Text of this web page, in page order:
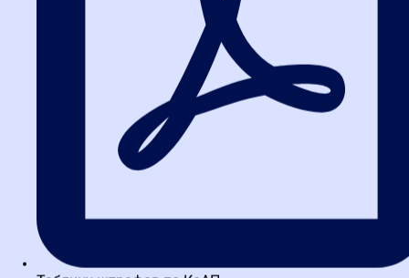
Повышение квалификации —
ключ к успеху в закупочной
деятельности
Динамичная правовая среда и сложность закупочных
процессов делают непрерывное обучение не просто
рекомендацией, а насущной необходимостью для любого
специалиста. Глубокое понимание нюансов 223-ФЗ, умение
которые высоко ценятся на рынке труда.
Для карьерного роста, будь то в крупной корпорации,
госкомпании или в рамках собственного консалтингового